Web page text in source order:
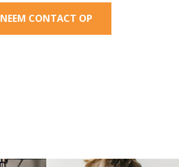
NEEM CONTACT OP